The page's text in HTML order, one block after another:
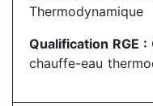
Thermodynamique
Qualification RGE :
chauffe-eau